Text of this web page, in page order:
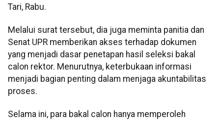
Tari, Rabu.
Melalui surat tersebut, dia juga meminta panitia dan
Senat UPR memberikan akses terhadap dokumen
yang menjadi dasar penetapan hasil seleksi bakal
calon rektor. Menurutnya, keterbukaan informasi
menjadi bagian penting dalam menjaga akuntabilitas
proses.
Selama ini, para bakal calon hanya memperoleh